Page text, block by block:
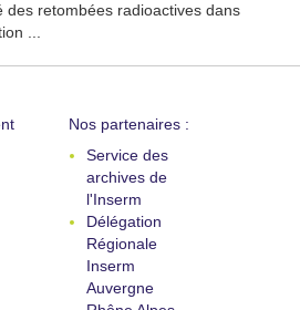
des retombées radioactives dans
...
Nos partenaires :
Service des
archives de
l'Inserm
Délégation
Régionale
Inserm
Auvergne